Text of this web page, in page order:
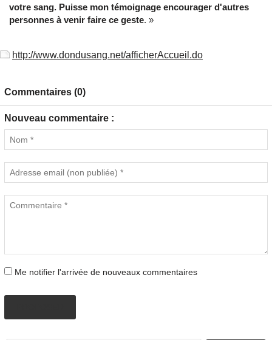
votre sang. Puisse mon témoignage encourager d'autres
personnes à venir faire ce geste. »
http://www.dondusang.net/afficherAccueil.do
Commentaires (0)
Nouveau commentaire :
Me notifier l'arrivée de nouveaux commentaires